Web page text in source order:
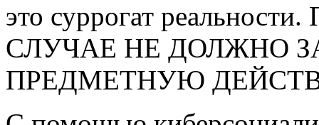
это суррогат
СЛУЧАЕ НЕ ДОЛЖНО
ПРЕДМЕТНУЮ